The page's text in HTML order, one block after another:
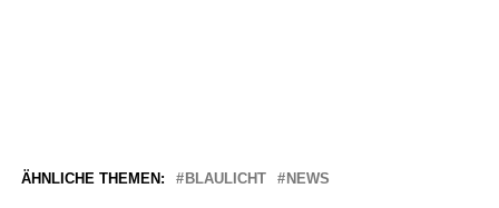
ÄHNLICHE THEMEN: BLAULICHT NEWS